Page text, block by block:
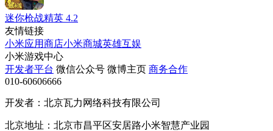
迷你枪战精英 4.2
友情链接
小米应用商店小米商城英雄互娱
小米游戏中心
开发者平台 微信公众号 微博主页 商务合作
010-60606666
开发者：北京瓦力网络科技有限公司
北京地址：北京市昌平区安居路小米智慧产业园